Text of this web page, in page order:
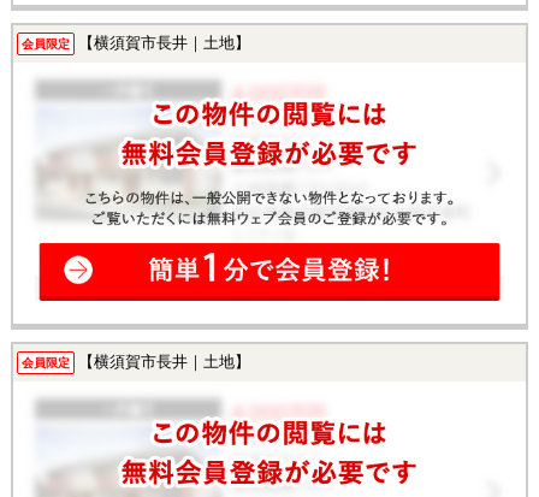
会員限定 【横須賀市長井｜土地】
会員限定 【横須賀市長井｜土地】